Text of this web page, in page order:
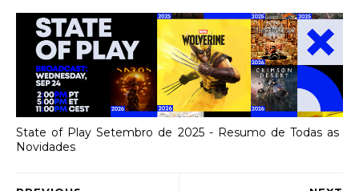
State of Play Setembro de 2025 - Resumo de Todas as
Novidades